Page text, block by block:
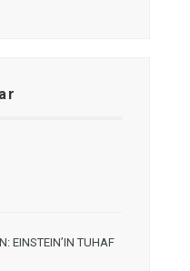
EINSTEIN’IN TUHAF